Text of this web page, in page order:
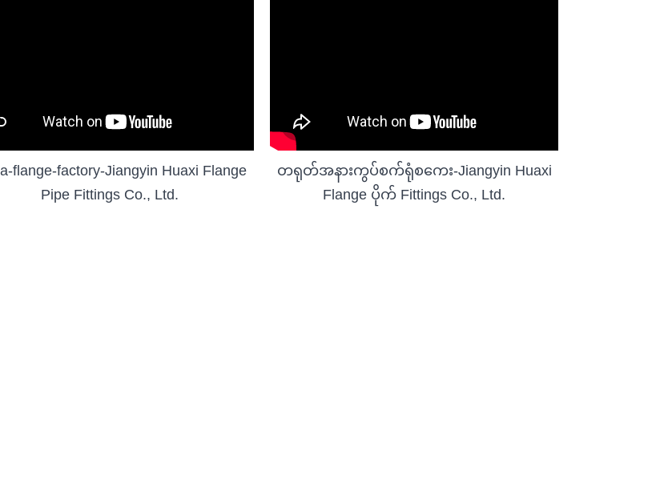
flange-factory-Jiangyin Huaxi Flange
Pipe Fittings Co., Ltd.
တရုတ်အနားကွပ်စက်ရုံစကေး-Jiangyin Huaxi
Flange ပိုက် Fittings Co., Ltd.